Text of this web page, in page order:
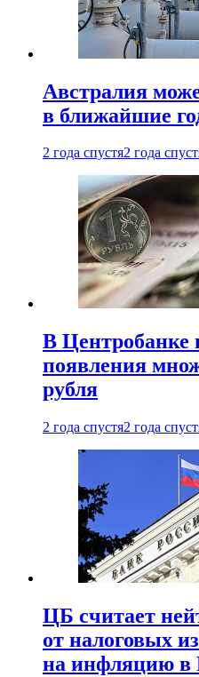
Австралия
в ближайшие
2 года спустя2 года
В Центробанке
появления
рубля
2 года спустя2 года
ЦБ считает
от налоговых
на инфляцию